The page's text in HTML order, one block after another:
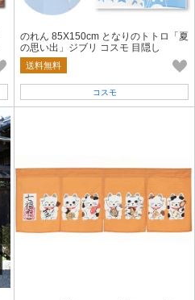
のれん 85X150cm となりのトトロ「夏
の思い出」ジブリ コスモ 目隠し
送料無料
コスモ